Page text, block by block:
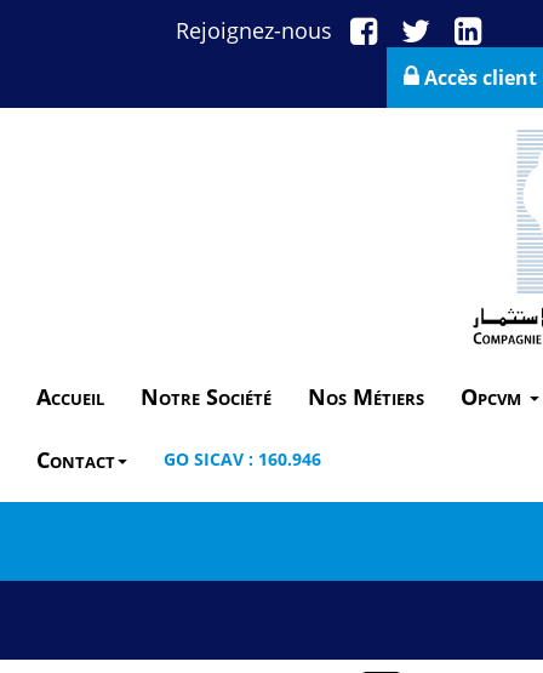
Rejoignez-nous
Accès client
Accueil Notre Société Nos Métiers Opcvm
Contact GO SICAV : 160.946